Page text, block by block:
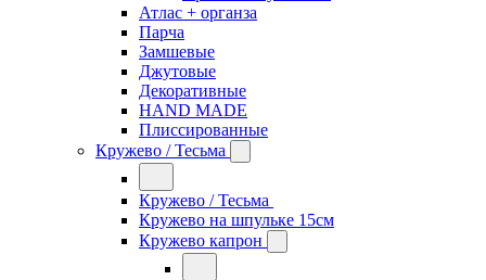
Атлас + органза
Парча
Замшевые
Джутовые
Декоративные
HAND MADE
Плиссированные
Кружево / Тесьма
Кружево / Тесьма
Кружево на шпульке 15см
Кружево капрон